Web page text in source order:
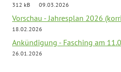
312 kB 09.03.2026
Vorschau - Jahresplan 2026
18.02.2026
Ankündigung - Fasching am
26.01.2026